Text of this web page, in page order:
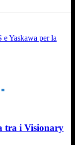
e Yaskawa per la
tra i Visionary